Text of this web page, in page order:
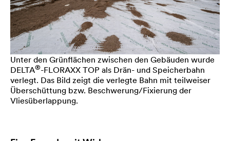
Unter den Grünflächen zwischen den Gebäuden wurde
DELTA®-FLORAXX TOP als Drän- und Speicherbahn
verlegt. Das Bild zeigt die verlegte Bahn mit teilweiser
Überschüttung bzw. Beschwerung/Fixierung der
Vliesüberlappung.